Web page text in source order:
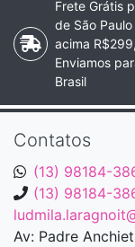
Frete Grátis
de São
acima
Enviamos
Brasil
Contatos
(13) 98184-
(13) 98184-
Av: Padre